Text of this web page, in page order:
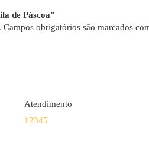
de Páscoa”
Campos obrigatórios são marcados
Atendimento
1 2345